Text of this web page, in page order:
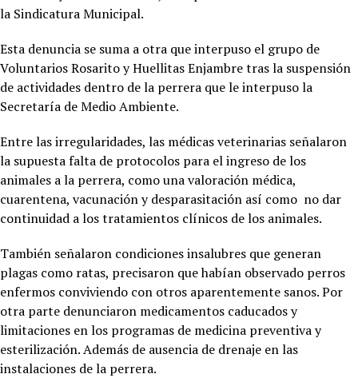
la Sindicatura Municipal.
Esta denuncia se suma a otra que interpuso el grupo de
Voluntarios Rosarito y Huellitas Enjambre tras la suspensión
de actividades dentro de la perrera que le interpuso la
Secretaría de Medio Ambiente.
Entre las irregularidades, las médicas veterinarias señalaron
la supuesta falta de protocolos para el ingreso de los
animales a la perrera, como una valoración médica,
cuarentena, vacunación y desparasitación así como no dar
continuidad a los tratamientos clínicos de los animales.
También señalaron condiciones insalubres que generan
plagas como ratas, precisaron que habían observado perros
enfermos conviviendo con otros aparentemente sanos. Por
otra parte denunciaron medicamentos caducados y
limitaciones en los programas de medicina preventiva y
esterilización. Además de ausencia de drenaje en las
instalaciones de la perrera.